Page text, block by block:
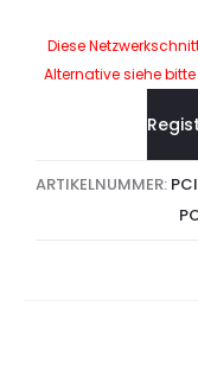
Diese
Alternative siehe bitte
ARTIKELNUMMER: